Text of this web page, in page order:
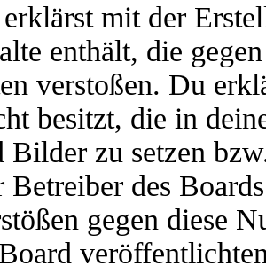
mit der
enthält, die
verstoßen. Du
besitzt, die in
Bilder zu setzen
Betreiber des
gegen diese